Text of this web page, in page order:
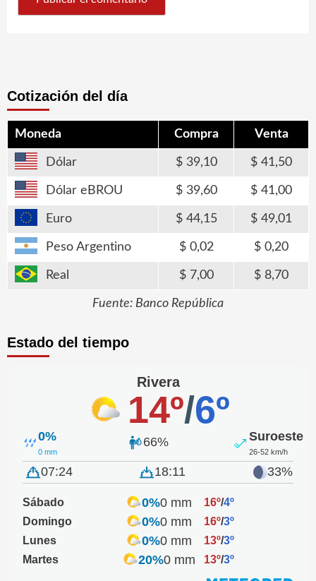
Cotización del día
Moneda Compra Venta
Dólar 39,10 41,50
Dólar eBROU 39,60 41,00
Euro 44,15 49,01
Peso Argentino 0,02 0,20
Real 7,00 8,70
Fuente: Banco República
Estado del tiempo
Rivera
14º/6º
0%
0 mm
66% Suroeste
26-52 km/h
07:24 18:11 33%
Sábado 0%0 mm 16º/4º
Domingo
0%0 mm 16º/3º
Lunes
0%0 mm 13º/3º
Martes
20%0 mm 13º/3º